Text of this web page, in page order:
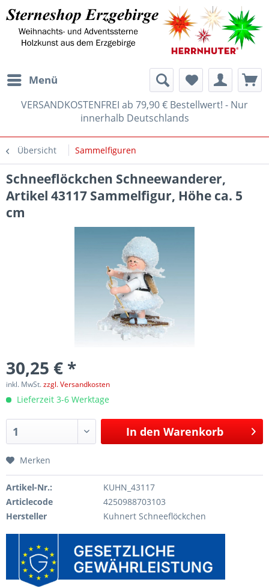
Menü
VERSANDKOSTENFREI ab 79,90 € Bestellwert! - Nur
innerhalb Deutschlands
Übersicht Sammelfiguren
Schneeflöckchen Schneewanderer,
Artikel 43117 Sammelfigur, Höhe ca. 5
cm
30,25 € *
inkl. MwSt.zzgl. Versandkosten
Lieferzeit 3-6 Werktage
In den Warenkorb
Merken
Artikel-Nr.:
KUHN_43117
Articlecode
4250988703103
Hersteller
Kuhnert Schneeflöckchen